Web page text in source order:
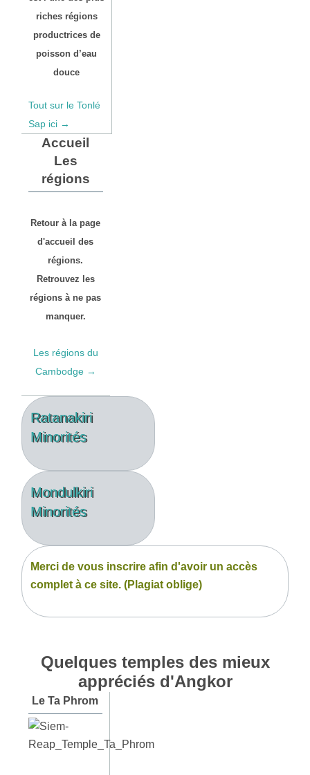
riches régions
productrices de
poisson d’eau
douce
Tout sur le Tonlé
Sap ici →
Accueil
Les
régions
Retour à la page
d'accueil des
régions.
Retrouvez les
régions à ne pas
manquer.
Les régions du
Cambodge →
Ratanakiri
Minorités
Mondulkiri
Minorités
Merci de vous inscrire afin d'avoir un accès
complet à ce site. (Plagiat oblige)
Quelques temples des mieux
appréciés d'Angkor
Le Ta Phrom